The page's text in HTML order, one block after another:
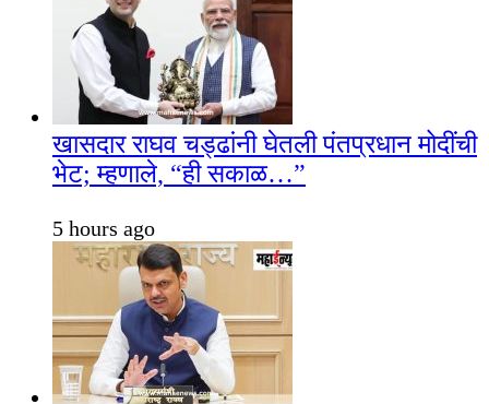
खासदार राघव चड्ढांनी घेतली पंतप्रधान मोदींची
भेट; म्हणाले, “ही सकाळ…”
5 hours ago